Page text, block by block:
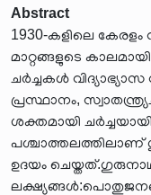
Abstract
1930-കളിലെ
മാറ്റങ്ങളുടെ
ചർച്ചകൾ വിദ്യാഭ്യാസ
പ്രസ്ഥാനം,
ശക്തമായി
ഉദയം